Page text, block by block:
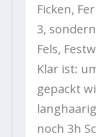
Ficken,
3,
Fels,
Klar ist:
gepackt
noch 3h